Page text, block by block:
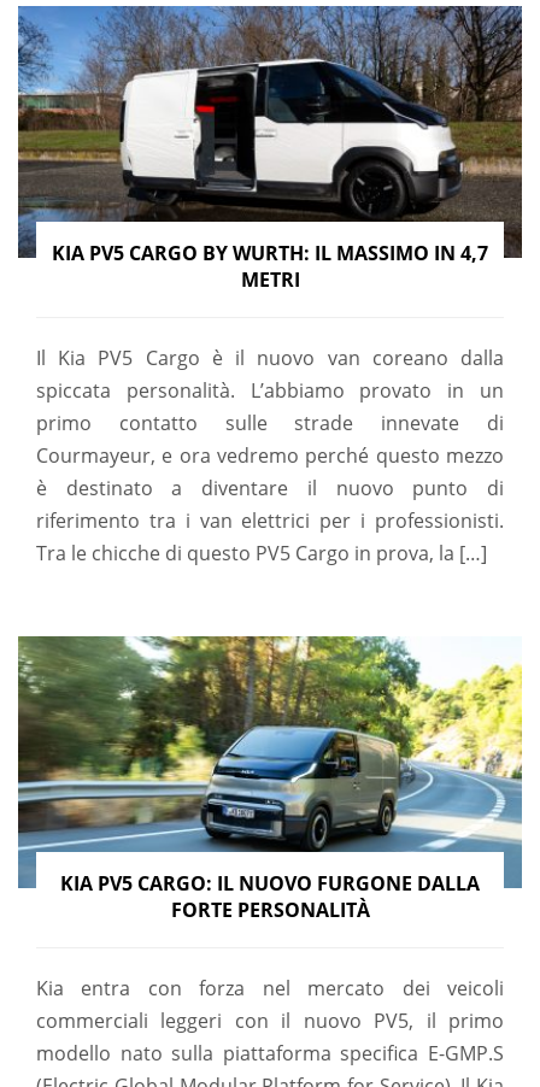
KIA PV5 CARGO BY WURTH: IL MASSIMO IN 4,7
METRI
Il Kia PV5 Cargo è il nuovo van coreano dalla
spiccata personalità. L’abbiamo provato in un
primo contatto sulle strade innevate di
Courmayeur, e ora vedremo perché questo mezzo
è destinato a diventare il nuovo punto di
riferimento tra i van elettrici per i professionisti.
Tra le chicche di questo PV5 Cargo in prova, la […]
KIA PV5 CARGO: IL NUOVO FURGONE DALLA
FORTE PERSONALITÀ
Kia entra con forza nel mercato dei veicoli
commerciali leggeri con il nuovo PV5, il primo
modello nato sulla piattaforma specifica E-GMP.S